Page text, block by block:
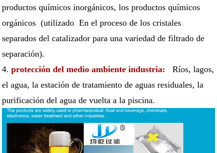
productos químicos inorgánicos, los productos químicos
orgánicos (utilizado En el proceso de los cristales
separados del catalizador para una variedad de filtrado de
separación).
4.protección del medio ambiente industria:
Ríos, lagos,
el agua, la estación de tratamiento de aguas residuales, la
purificación del agua de vuelta a la piscina.